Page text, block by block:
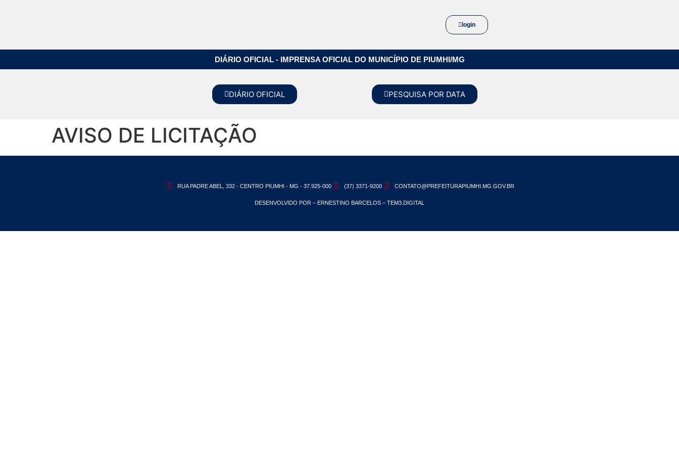
login
DIÁRIO OFICIAL - IMPRENSA OFICIAL DO MUNICÍPIO DE PIUMHI/MG
DIÁRIO OFICIAL PESQUISA POR DATA
AVISO DE LICITAÇÃO
RUA PADRE ABEL, 332 - CENTRO PIUMHI - MG - 37.925-000 (37) 3371-9200 CONTATO@PREFEITURAPIUMHI.MG.GOV.BR
DESENVOLVIDO POR – ERNESTINO BARCELOS – TEM3.DIGITAL